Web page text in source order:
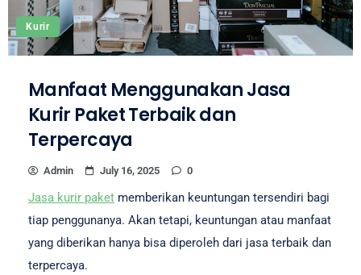
Kurir
Manfaat Menggunakan Jasa
Kurir Paket Terbaik dan
Terpercaya
Admin July 16, 2025 0
Jasa kurir paket memberikan keuntungan tersendiri bagi
tiap penggunanya. Akan tetapi, keuntungan atau manfaat
yang diberikan hanya bisa diperoleh dari jasa terbaik dan
terpercaya.